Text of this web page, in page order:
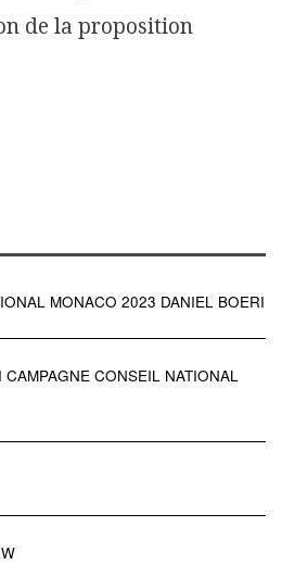
de la proposition
MONACO 2023 DANIEL BOERI
CONSEIL NATIONAL